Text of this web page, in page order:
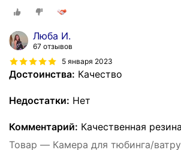
Люба И.
67 отзывов
5 января 2023
Достоинства: Качество
Недостатки: Нет
Комментарий: Качественная резина
Товар — Камера для тюбинга/